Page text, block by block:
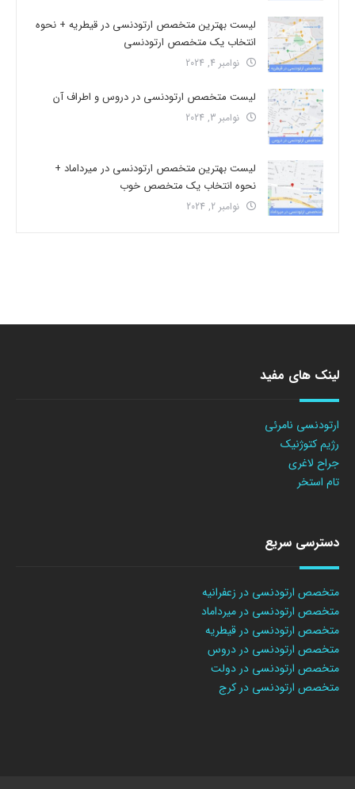
لیست بهترین متخصص ارتودنسی در قیطریه + نحوه
انتخاب یک متخصص ارتودنسی
نوامبر 4, 2024
لیست متخصص ارتودنسی در دروس و اطراف آن
نوامبر 3, 2024
لیست بهترین متخصص ارتودنسی در میرداماد +
نحوه انتخاب یک متخصص خوب
نوامبر 2, 2024
لینک های مفید
ارتودنسی نامرئی
رژیم کتوژنیک
جراح لاغری
تام استخر
دسترسی سریع
متخصص ارتودنسی در زعفرانیه
متخصص ارتودنسی در میرداماد
متخصص ارتودنسی در قیطریه
متخصص ارتودنسی در دروس
متخصص ارتودنسی در دولت
متخصص ارتودنسی در کرج